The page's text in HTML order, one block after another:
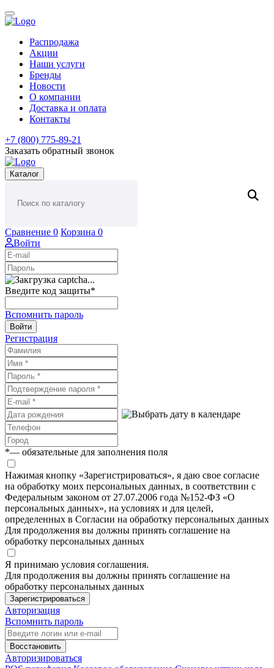
Распродажа
Акции
Наши услуги
Бренды
Новости
О компании
Доставка и оплата
Контакты
+7 (800) 775-89-21
Заказать обратный звонок
Каталог
Сравнение 0 Корзина 0
Войти
Введите код защиты*
Вспомнить пароль
Войти
Регистрация
*— обязательные для заполнения поля
Нажимая кнопку «Зарегистрироваться», я даю свое согласие
на обработку моих персональных данных, в соответствии с
Федеральным законом от 27.07.2006 года №152-ФЗ «О
персональных данных», на условиях и для целей,
определенных в Согласии на обработку персональных данных
Для продолжения вы должны принять соглашение на
обработку персональных данных
Я принимаю условия соглашения.
Для продолжения вы должны принять соглашение на
обработку персональных данных
Зарегистрироваться
Авторизация
Вспомнить пароль
Восстановить
Авторизироваться